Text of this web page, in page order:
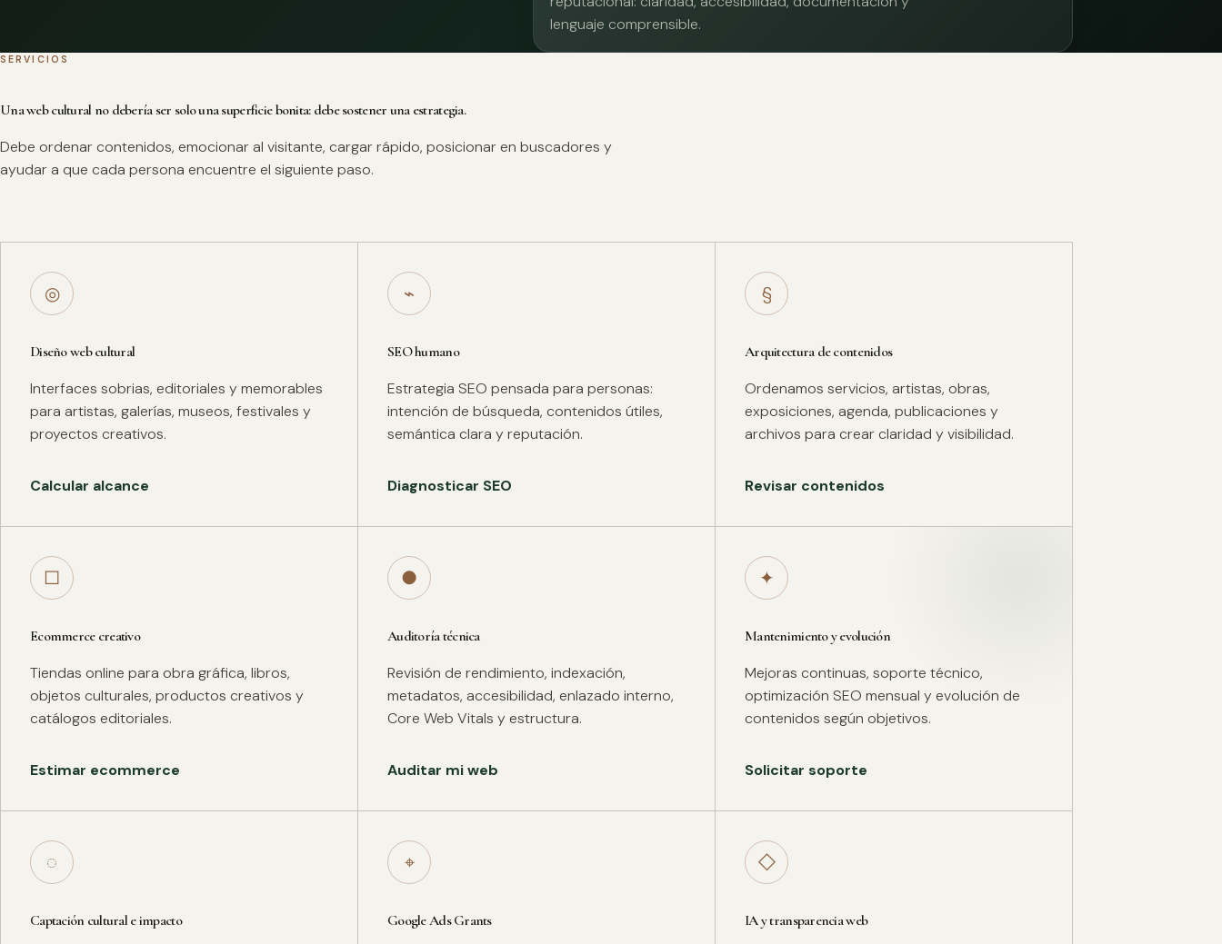
lenguaje comprensible.
SERVICIOS
Una web cultural no debería ser solo una superficie bonita: debe sostener una estrategia.
Debe ordenar contenidos, emocionar al visitante, cargar rápido, posicionar en buscadores y
ayudar a que cada persona encuentre el siguiente paso.
◎
Diseño web cultural
Interfaces sobrias, editoriales y memorables
para artistas, galerías, museos, festivales y
proyectos creativos.
Calcular alcance
⌁
SEO humano
Estrategia SEO pensada para personas:
intención de búsqueda, contenidos útiles,
semántica clara y reputación.
Diagnosticar SEO
§
Arquitectura de contenidos
Ordenamos servicios, artistas, obras,
exposiciones, agenda, publicaciones y
archivos para crear claridad y visibilidad.
Revisar contenidos
□
Ecommerce creativo
Tiendas online para obra gráfica, libros,
objetos culturales, productos creativos y
catálogos editoriales.
Estimar ecommerce
●
Auditoría técnica
Revisión de rendimiento, indexación,
metadatos, accesibilidad, enlazado interno,
Core Web Vitals y estructura.
Auditar mi web
✦
Mantenimiento y evolución
Mejoras continuas, soporte técnico,
optimización SEO mensual y evolución de
contenidos según objetivos.
Solicitar soporte
◌
Captación cultural e impacto
⌖
Google Ads Grants
◇
IA y transparencia web